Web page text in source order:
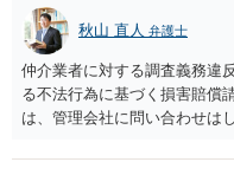
秋山 直人 弁護士
仲介業者に対する調査義務違
る不法行為に基づく損害賠償
は、管理会社に問い合わせは
の間には直接の契約関係がな